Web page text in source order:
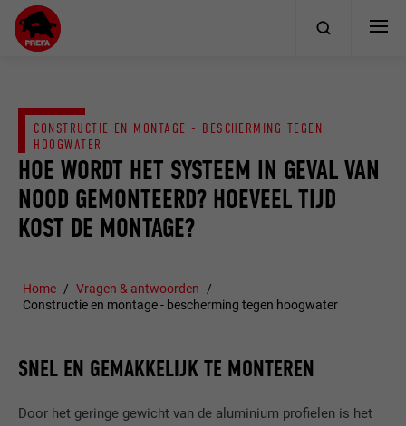
HOE WORDT HET SYSTEEM IN GEVAL VAN
NOOD GEMONTEERD? HOEVEEL TIJD
KOST DE MONTAGE?
CONSTRUCTIE EN MONTAGE - BESCHERMING TEGEN
HOOGWATER
Home
Vragen & antwoorden
Constructie en montage - bescherming tegen hoogwater
SNEL EN GEMAKKELIJK TE MONTEREN
Door het geringe gewicht van de aluminium profielen is het